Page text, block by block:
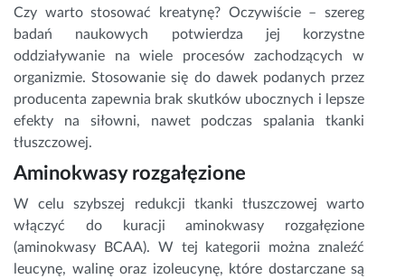
Czy warto stosować kreatynę? Oczywiście – szereg
badań naukowych potwierdza jej korzystne
oddziaływanie na wiele procesów zachodzących w
organizmie. Stosowanie się do dawek podanych przez
producenta zapewnia brak skutków ubocznych i lepsze
efekty na siłowni, nawet podczas spalania tkanki
tłuszczowej.
Aminokwasy rozgałęzione
W celu szybszej redukcji tkanki tłuszczowej warto
włączyć do kuracji aminokwasy rozgałęzione
(aminokwasy BCAA). W tej kategorii można znaleźć
leucynę, walinę oraz izoleucynę, które dostarczane są